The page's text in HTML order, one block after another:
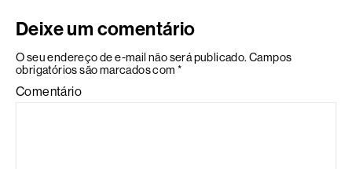
Deixe um comentário
O seu endereço de e-mail não será publicado. Campos
obrigatórios são marcados com *
Comentário